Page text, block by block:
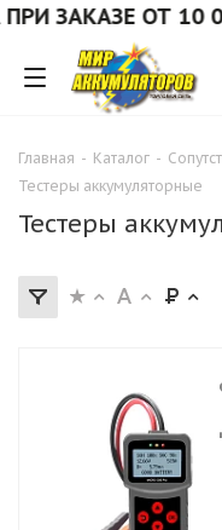
ЗАКАЗЕ ОТ 10 000
Главная - Каталог -
Тестеры аккумуляторные
Тестеры